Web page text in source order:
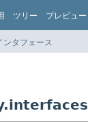
ツリー プレビュー
ンタフェース